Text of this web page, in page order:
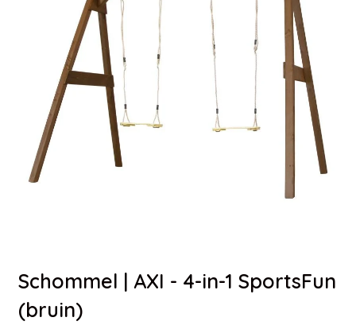
Schommel | AXI - 4-in-1 SportsFun
(bruin)